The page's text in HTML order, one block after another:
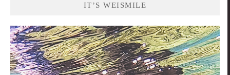
IT’S WEISMILE